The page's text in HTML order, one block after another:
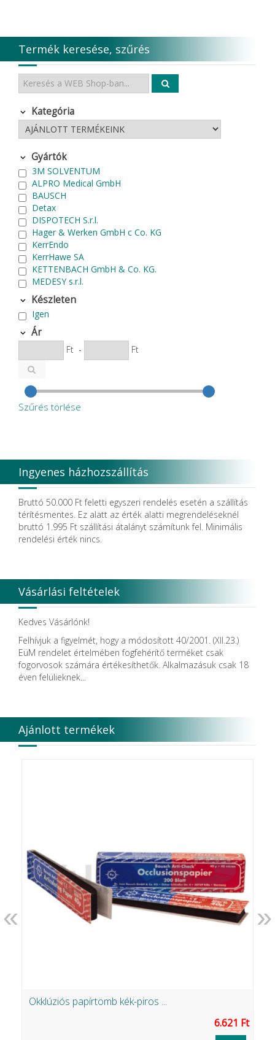
Termék keresése, szűrés
Kategória
Gyártók
3M SOLVENTUM
ALPRO Medical GmbH
BAUSCH
Detax
DISPOTECH S.r.l.
Hager & Werken GmbH c Co. KG
KerrEndo
KerrHawe SA
KETTENBACH GmbH & Co. KG.
MEDESY s.r.l.
MEDICOM Helthcare B.V.
NSK
P.P.H CERKAMED
Pentron SpofaDental a.s.
PHILIPS
Roeko
SURE DENT CORPORATION
VOCO
Készleten
Igen
Ár
Ft - Ft
Szűrés törlése
Ingyenes házhozszállítás
Bruttó 50.000 Ft feletti egyszeri rendelés esetén a szállítás
térítésmentes. Ez alatt az érték alatti megrendeléseknél
bruttó 1.995 Ft szállítási átalányt számítunk fel. Minimális
rendelési érték nincs.
Vásárlási feltételek
Kedves Vásárlónk!
Felhívjuk a figyelmét, hogy a módosított 40/2001. (XII.23.)
EüM rendelet értelmében fogfehérítő terméket csak
fogorvosok számára értékesíthetők. Alkalmazásuk csak 18
éven felülieknek...
Ajánlott termékek
Okklúziós papírtömb kék-piros ...
6.621 Ft
« »